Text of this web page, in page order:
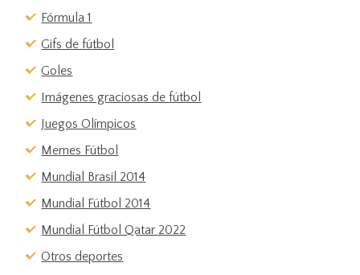
Fórmula 1
Gifs de fútbol
Goles
Imágenes graciosas de fútbol
Juegos Olímpicos
Memes Fútbol
Mundial Brasil 2014
Mundial Fútbol 2014
Mundial Fútbol Qatar 2022
Otros deportes